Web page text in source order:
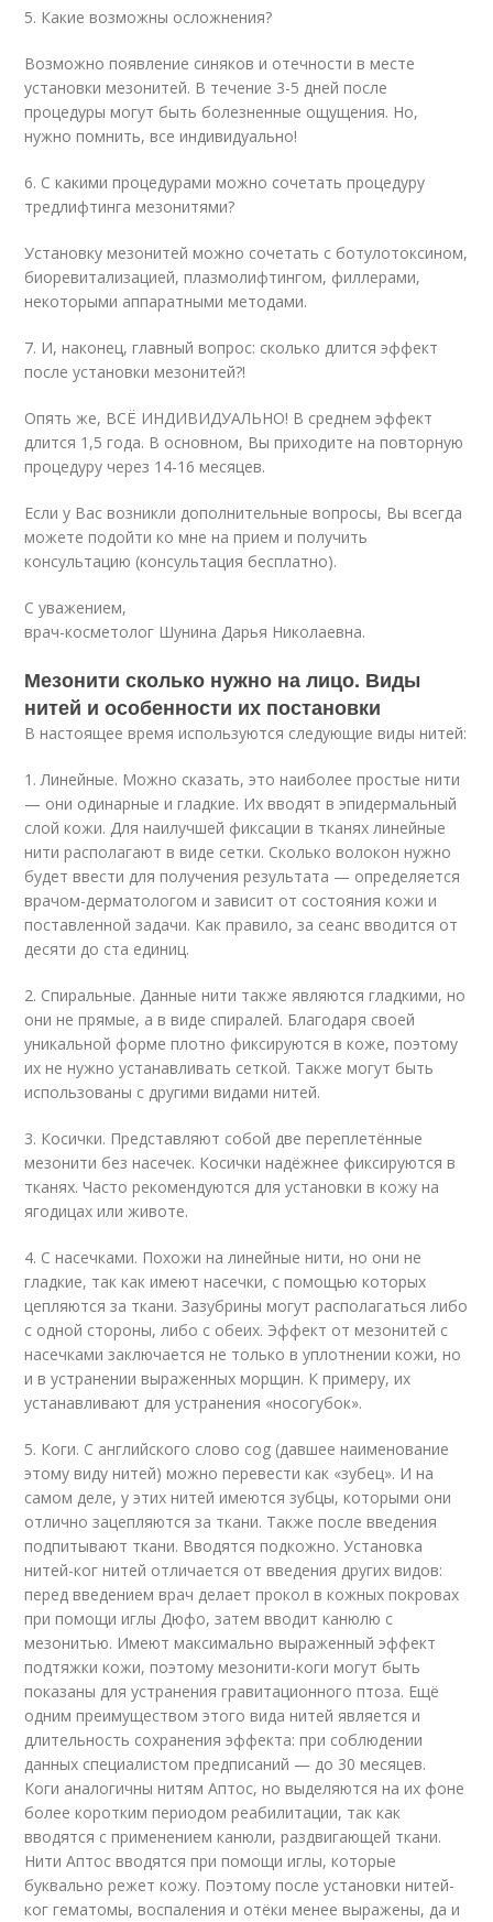
5. Какие возможны осложнения?
Возможно появление синяков и отечности в месте
установки мезонитей. В течение 3-5 дней после
процедуры могут быть болезненные ощущения. Но,
нужно помнить, все индивидуально!
6. С какими процедурами можно сочетать процедуру
тредлифтинга мезонитями?
Установку мезонитей можно сочетать с ботулотоксином,
биоревитализацией, плазмолифтингом, филлерами,
некоторыми аппаратными методами.
7. И, наконец, главный вопрос: сколько длится эффект
после установки мезонитей?!
Опять же, ВСЁ ИНДИВИДУАЛЬНО! В среднем эффект
длится 1,5 года. В основном, Вы приходите на повторную
процедуру через 14-16 месяцев.
Если у Вас возникли дополнительные вопросы, Вы всегда
можете подойти ко мне на прием и получить
консультацию (консультация бесплатно).
С уважением,
врач-косметолог Шунина Дарья Николаевна.
Мезонити сколько нужно на лицо. Виды
нитей и особенности их постановки
В настоящее время используются следующие виды нитей:
1. Линейные. Можно сказать, это наиболее простые нити
— они одинарные и гладкие. Их вводят в эпидермальный
слой кожи. Для наилучшей фиксации в тканях линейные
нити располагают в виде сетки. Сколько волокон нужно
будет ввести для получения результата — определяется
врачом-дерматологом и зависит от состояния кожи и
поставленной задачи. Как правило, за сеанс вводится от
десяти до ста единиц.
2. Спиральные. Данные нити также являются гладкими, но
они не прямые, а в виде спиралей. Благодаря своей
уникальной форме плотно фиксируются в коже, поэтому
их не нужно устанавливать сеткой. Также могут быть
использованы с другими видами нитей.
3. Косички. Представляют собой две переплетённые
мезонити без насечек. Косички надёжнее фиксируются в
тканях. Часто рекомендуются для установки в кожу на
ягодицах или животе.
4. С насечками. Похожи на линейные нити, но они не
гладкие, так как имеют насечки, с помощью которых
цепляются за ткани. Зазубрины могут располагаться либо
с одной стороны, либо с обеих. Эффект от мезонитей с
насечками заключается не только в уплотнении кожи, но
и в устранении выраженных морщин. К примеру, их
устанавливают для устранения «носогубок».
5. Коги. С английского слово cog (давшее наименование
этому виду нитей) можно перевести как «зубец». И на
самом деле, у этих нитей имеются зубцы, которыми они
отлично зацепляются за ткани. Также после введения
подпитывают ткани. Вводятся подкожно. Установка
нитей-ког нитей отличается от введения других видов:
перед введением врач делает прокол в кожных покровах
при помощи иглы Дюфо, затем вводит канюлю с
мезонитью. Имеют максимально выраженный эффект
подтяжки кожи, поэтому мезонити-коги могут быть
показаны для устранения гравитационного птоза. Ещё
одним преимуществом этого вида нитей является и
длительность сохранения эффекта: при соблюдении
данных специалистом предписаний — до 30 месяцев.
Коги аналогичны нитям Аптос, но выделяются на их фоне
более коротким периодом реабилитации, так как
вводятся с применением канюли, раздвигающей ткани.
Нити Аптос вводятся при помощи иглы, которые
буквально режет кожу. Поэтому после установки нитей-
ког гематомы, воспаления и отёки менее выражены, да и